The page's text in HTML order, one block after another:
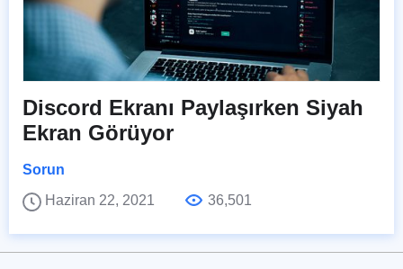
Discord Ekranı Paylaşırken Siyah
Ekran Görüyor
Sorun
Haziran 22, 2021
36,501